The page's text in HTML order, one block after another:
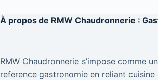
À propos de RMW Chaudronnerie :
RMW Chaudronnerie s’impose comme
reference gastronomie en reliant cuisine